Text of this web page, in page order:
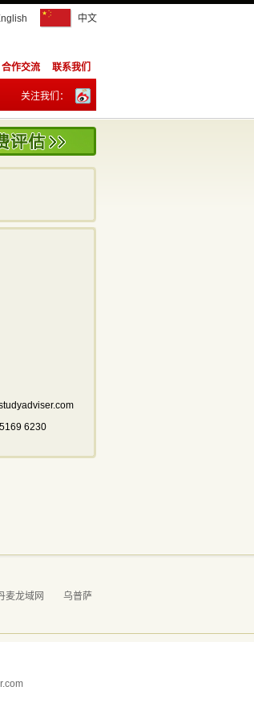
中文
合作交流 联系我们
关注我们：
订阅：
6230
6230
麦龙域网
乌普萨